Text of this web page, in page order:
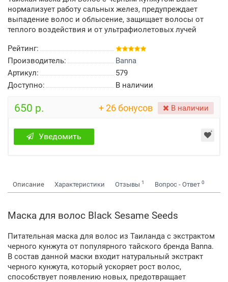
нормализует работу сальных желез, предупреждает
выпадение волос и облысение, защищает волосы от
теплого воздействия и от ультрафиолетовых лучей
Рейтинг:
Производитель:
Banna
Артикул:
579
Доступно:
В наличии
650 р. + 26 бонусов В наличии
Уведомить
Описание Характеристики Отзывы 1 Вопрос - Ответ 0
Маска для волос Black Sesame Seeds
Питательная маска для волос из Таиланда с экстрактом
черного кунжута от популярного тайского бренда Banna.
В состав данной маски входит натуральный экстракт
черного кунжута, который ускоряет рост волос,
способствует появлению новых, предотвращает